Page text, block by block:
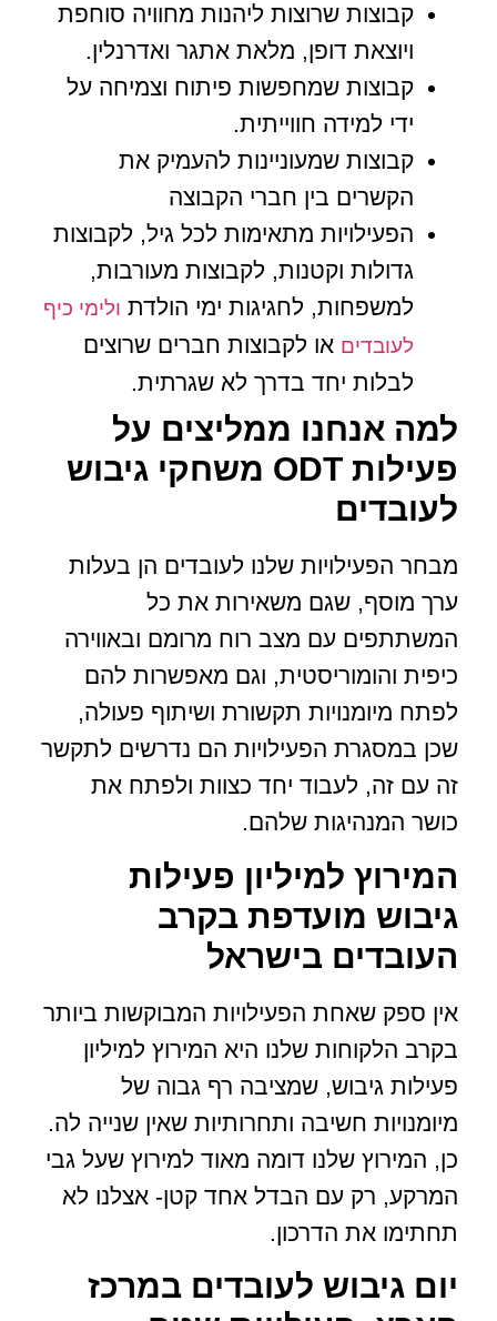
קבוצות שרוצות ליהנות מחוויה סוחפת
ויוצאת דופן, מלאת אתגר ואדרנלין.
קבוצות שמחפשות פיתוח וצמיחה על
ידי למידה חווייתית.
קבוצות שמעוניינות להעמיק את
הקשרים בין חברי הקבוצה
הפעילויות מתאימות לכל גיל, לקבוצות
גדולות וקטנות, לקבוצות מעורבות,
למשפחות, לחגיגות ימי הולדת ולימי כיף
לעובדים או לקבוצות חברים שרוצים
לבלות יחד בדרך לא שגרתית.
למה אנחנו ממליצים על
פעילות ODT משחקי גיבוש
לעובדים
מבחר הפעילויות שלנו לעובדים הן בעלות
ערך מוסף, שגם משאירות את כל
המשתתפים עם מצב רוח מרומם ובאווירה
כיפית והומוריסטית, וגם מאפשרות להם
לפתח מיומנויות תקשורת ושיתוף פעולה,
שכן במסגרת הפעילויות הם נדרשים לתקשר
זה עם זה, לעבוד יחד כצוות ולפתח את
כושר המנהיגות שלהם.
המירוץ למיליון פעילות
גיבוש מועדפת בקרב
העובדים בישראל
אין ספק שאחת הפעילויות המבוקשות ביותר
בקרב הלקוחות שלנו היא המירוץ למיליון
פעילות גיבוש, שמציבה רף גבוה של
מיומנויות חשיבה ותחרותיות שאין שנייה לה.
כן, המירוץ שלנו דומה מאוד למירוץ שעל גבי
המרקע, רק עם הבדל אחד קטן- אצלנו לא
תחתימו את הדרכון.
יום גיבוש לעובדים במרכז